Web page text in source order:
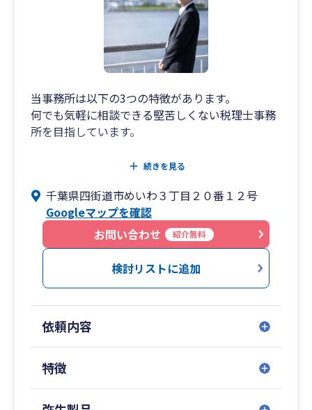
当事務所は以下の3つの特徴があります。
何でも気軽に相談できる堅苦しくない税理士事務
所を目指しています。
特徴1.フットワークの軽さと分かりやすいご説明
代表は税理士業界ではまだ若手のほうになりま
す。(所属する支部の平均年齢63歳)
この特徴を生かして、フットワークの軽さがある
と自負しております。
時間が合えば当日のアポイントでも対応するなど
当たり前ですが、税理士本人がすべて対応いたし
ます。
続きを見る
千葉県四街道市めいわ３丁目２０番１２号
Googleマップを確認
お問い合わせ
紹介無料
検討リストに追加
依頼内容
特徴